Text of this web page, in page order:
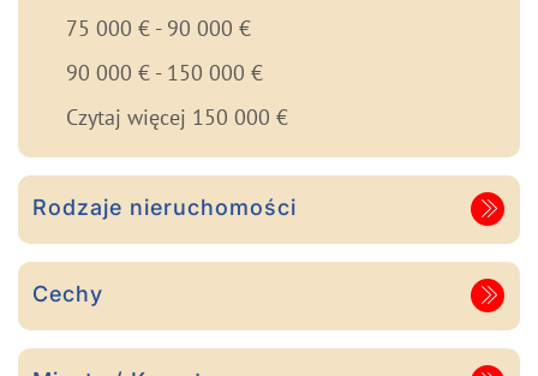
75 000 € - 90 000 €
90 000 € - 150 000 €
Czytaj więcej 150 000 €
Rodzaje nieruchomości
Cechy